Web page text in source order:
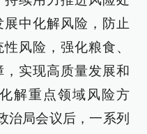
中化解风险，防止
风险，强化粮食、
实现高质量发展和
解重点领域风险方
治局会议后，一系列